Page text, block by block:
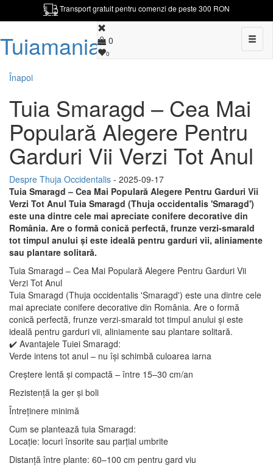
Transport gratuit pentru comenzi de peste 300 RON
Tuiamania.ro
Toggle
0
0
Înapoi
Tuia Smaragd – Cea Mai
Populară Alegere Pentru
Garduri Vii Verzi Tot Anul
Despre Thuja Occidentalis - 2025-09-17
Tuia Smaragd – Cea Mai Populară Alegere Pentru Garduri Vii
Verzi Tot Anul Tuia Smaragd (Thuja occidentalis 'Smaragd')
este una dintre cele mai apreciate conifere decorative din
România. Are o formă conică perfectă, frunze verzi-smarald
tot timpul anului și este ideală pentru garduri vii, aliniamente
sau plantare solitară.
Tuia Smaragd – Cea Mai Populară Alegere Pentru Garduri Vii
Verzi Tot Anul
Tuia Smaragd (Thuja occidentalis 'Smaragd') este una dintre cele
mai apreciate conifere decorative din România. Are o formă
conică perfectă, frunze verzi-smarald tot timpul anului și este
ideală pentru garduri vii, aliniamente sau plantare solitară.
✔️ Avantajele Tuiei Smaragd:
Verde intens tot anul – nu își schimbă culoarea iarna
Creștere lentă și compactă – între 15–30 cm/an
Rezistență la ger și boli
Întreținere minimă
Cum se plantează tuia Smaragd:
Locație: locuri însorite sau parțial umbrite
Distanță între plante: 60–100 cm pentru gard viu